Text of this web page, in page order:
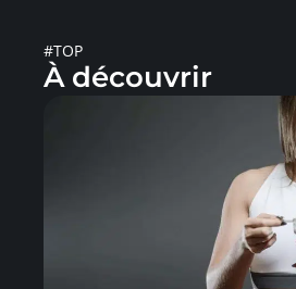
#TOP
À découvrir